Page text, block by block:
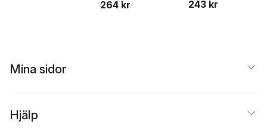
264 kr 243 kr
Mina sidor
Hjälp